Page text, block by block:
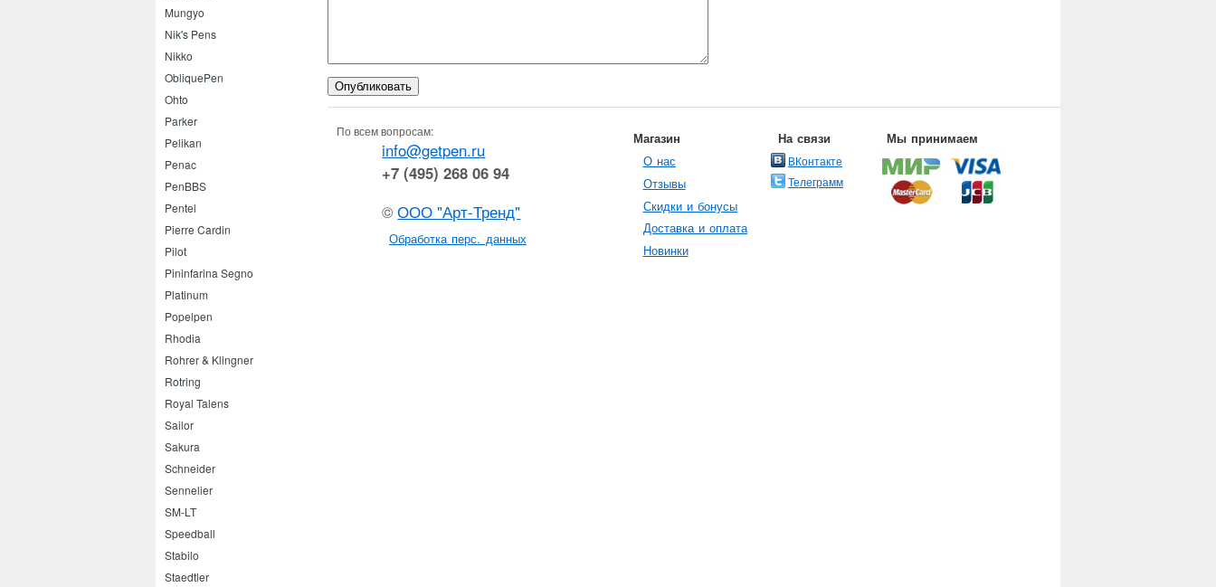
Mungyo
Nik's Pens
Nikko
ObliquePen
Ohto
Parker
Pelikan
Penac
PenBBS
Pentel
Pierre Cardin
Pilot
Pininfarina Segno
Platinum
Popelpen
Rhodia
Rohrer & Klingner
Rotring
Royal Talens
Sailor
Sakura
Schneider
Sennelier
SM-LT
Speedball
Stabilo
Staedtler
По всем вопросам:
info@getpen.ru
+7 (495) 268 06 94
©ООО "Арт-Тренд"
Обработка перс. данных
Магазин
О нас
Отзывы
Скидки и бонусы
Доставка и оплата
Новинки
На связи
ВКонтакте
Телеграмм
Мы принимаем